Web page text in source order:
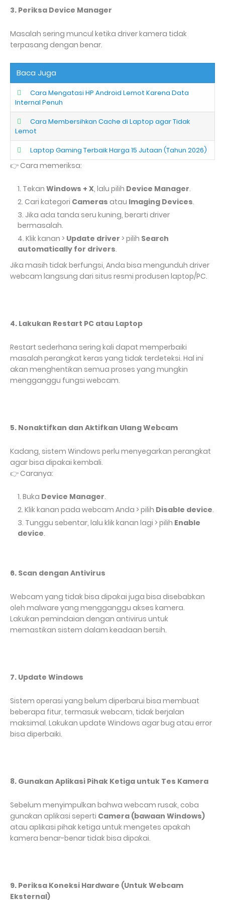
3. Periksa Device Manager
Masalah sering muncul ketika driver kamera tidak
terpasang dengan benar.
Baca Juga
Cara Mengatasi HP Android Lemot Karena Data
Internal Penuh
Cara Membersihkan Cache di Laptop agar Tidak
Lemot
Laptop Gaming Terbaik Harga 15 Jutaan (Tahun 2026)
👉 Cara memeriksa:
Tekan Windows + X, lalu pilih Device Manager.
Cari kategori Cameras atau Imaging Devices.
Jika ada tanda seru kuning, berarti driver
bermasalah.
Klik kanan > Update driver > pilih Search
automatically for drivers.
Jika masih tidak berfungsi, Anda bisa mengunduh driver
webcam langsung dari situs resmi produsen laptop/PC.
4. Lakukan Restart PC atau Laptop
Restart sederhana sering kali dapat memperbaiki
masalah perangkat keras yang tidak terdeteksi. Hal ini
akan menghentikan semua proses yang mungkin
mengganggu fungsi webcam.
5. Nonaktifkan dan Aktifkan Ulang Webcam
Kadang, sistem Windows perlu menyegarkan perangkat
agar bisa dipakai kembali.
👉 Caranya:
Buka Device Manager.
Klik kanan pada webcam Anda > pilih Disable device.
Tunggu sebentar, lalu klik kanan lagi > pilih Enable
device.
6. Scan dengan Antivirus
Webcam yang tidak bisa dipakai juga bisa disebabkan
oleh malware yang mengganggu akses kamera.
Lakukan pemindaian dengan antivirus untuk
memastikan sistem dalam keadaan bersih.
7. Update Windows
Sistem operasi yang belum diperbarui bisa membuat
beberapa fitur, termasuk webcam, tidak berjalan
maksimal. Lakukan update Windows agar bug atau error
bisa diperbaiki.
8. Gunakan Aplikasi Pihak Ketiga untuk Tes Kamera
Sebelum menyimpulkan bahwa webcam rusak, coba
gunakan aplikasi seperti Camera (bawaan Windows)
atau aplikasi pihak ketiga untuk mengetes apakah
kamera benar-benar tidak bisa dipakai.
9. Periksa Koneksi Hardware (Untuk Webcam
Eksternal)